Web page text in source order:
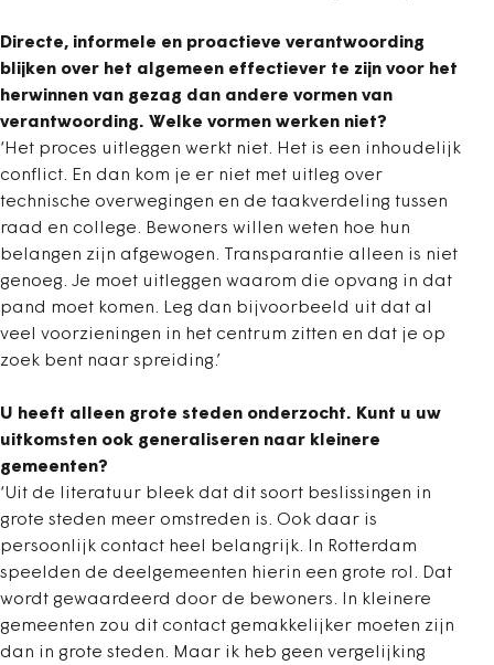
Directe, informele en proactieve verantwoording
blijken over het algemeen effectiever te zijn voor het
herwinnen van gezag dan andere vormen van
verantwoording. Welke vormen werken niet?
‘Het proces uitleggen werkt niet. Het is een inhoudelijk
conflict. En dan kom je er niet met uitleg over
technische overwegingen en de taakverdeling tussen
raad en college. Bewoners willen weten hoe hun
belangen zijn afgewogen. Transparantie alleen is niet
genoeg. Je moet uitleggen waarom die opvang in dat
pand moet komen. Leg dan bijvoorbeeld uit dat al
veel voorzieningen in het centrum zitten en dat je op
zoek bent naar spreiding.’
U heeft alleen grote steden onderzocht. Kunt u uw
uitkomsten ook generaliseren naar kleinere
gemeenten?
‘Uit de literatuur bleek dat dit soort beslissingen in
grote steden meer omstreden is. Ook daar is
persoonlijk contact heel belangrijk. In Rotterdam
speelden de deelgemeenten hierin een grote rol. Dat
wordt gewaardeerd door de bewoners. In kleinere
gemeenten zou dit contact gemakkelijker moeten zijn
dan in grote steden. Maar ik heb geen vergelijking